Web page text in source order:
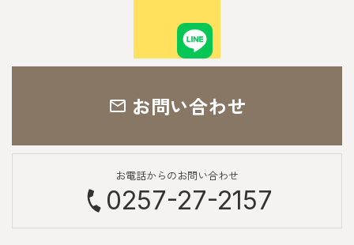
お問い合わせ
お電話からのお問い合わせ
0257-27-2157